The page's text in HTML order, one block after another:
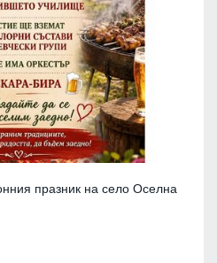
празник на село Оселна